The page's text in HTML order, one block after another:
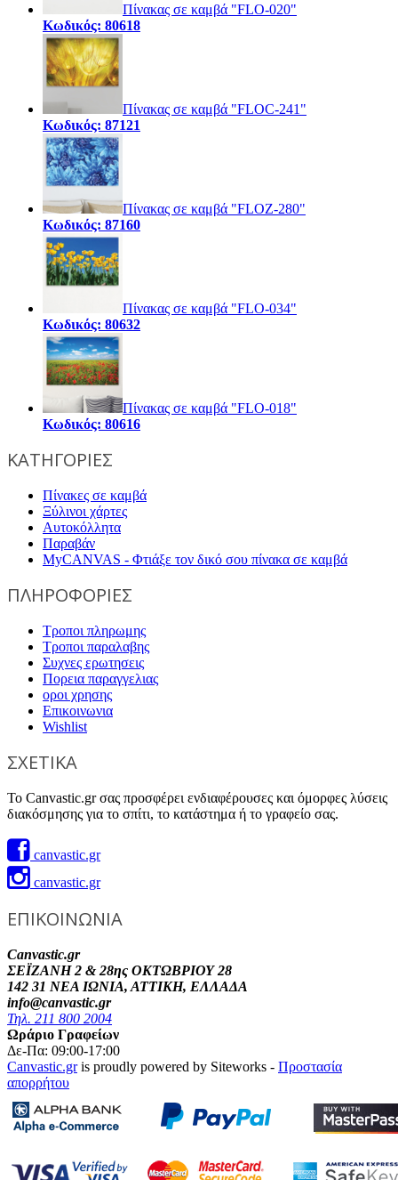
Πίνακας σε καμβά "FLO-020"
Κωδικός: 80618
Πίνακας σε καμβά "FLOC-241"
Κωδικός: 87121
Πίνακας σε καμβά "FLOZ-280"
Κωδικός: 87160
Πίνακας σε καμβά "FLO-034"
Κωδικός: 80632
Πίνακας σε καμβά "FLO-018"
Κωδικός: 80616
ΚΑΤΗΓΟΡΙΕΣ
Πίνακες σε καμβά
Ξύλινοι χάρτες
Αυτοκόλλητα
Παραβάν
MyCANVAS - Φτιάξε τον δικό σου πίνακα σε καμβά
ΠΛΗΡΟΦΟΡΙΕΣ
Τροποι πληρωμης
Τροποι παραλαβης
Συχνες ερωτησεις
Πορεια παραγγελιας
οροι χρησης
Επικοινωνια
Wishlist
ΣΧΕΤΙΚΑ
Το Canvastic.gr σας προσφέρει ενδιαφέρουσες και όμορφες λύσεις
διακόσμησης για το σπίτι, το κατάστημα ή το γραφείο σας.
canvastic.gr
canvastic.gr
ΕΠΙΚΟΙΝΩΝΙΑ
Canvastic.gr
ΣΕΪΖΑΝΗ 2 & 28ης ΟΚΤΩΒΡΙΟΥ 28
142 31 ΝΕΑ ΙΩΝΙΑ, ΑΤΤΙΚΗ, ΕΛΛΑΔΑ
info@canvastic.gr
Τηλ. 211 800 2004
Ωράριο Γραφείων
Δε-Πα: 09:00-17:00
Canvastic.gris proudly powered by Siteworks - Προστασία
απορρήτου